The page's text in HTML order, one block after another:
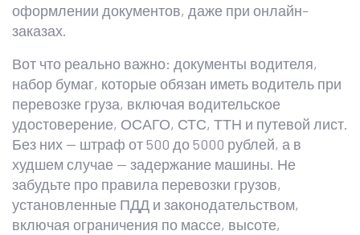
оформлении документов, даже при онлайн-
заказах.
Вот что реально важно: документы водителя,
набор бумаг, которые обязан иметь водитель при
перевозке груза, включая водительское
удостоверение, ОСАГО, СТС, ТТН и путевой лист.
Без них — штраф от 500 до 5000 рублей, а в
худшем случае — задержание машины. Не
забудьте про правила перевозки грузов,
установленные ПДД и законодательством,
включая ограничения по массе, высоте,